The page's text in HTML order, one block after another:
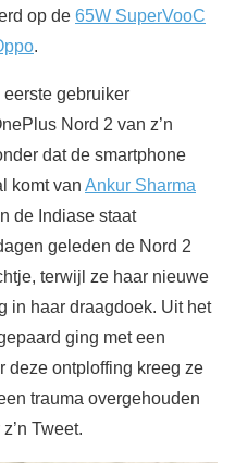
op de 65W SuperVooC
.
gebruiker
Nord 2 van z’n
dat de smartphone
komt van Ankur Sharma
de Indiase staat
geleden de Nord 2
terwijl ze haar nieuwe
in haar draagdoek. Uit het
ging met een
deze ontploffing kreeg ze
trauma overgehouden
Tweet.